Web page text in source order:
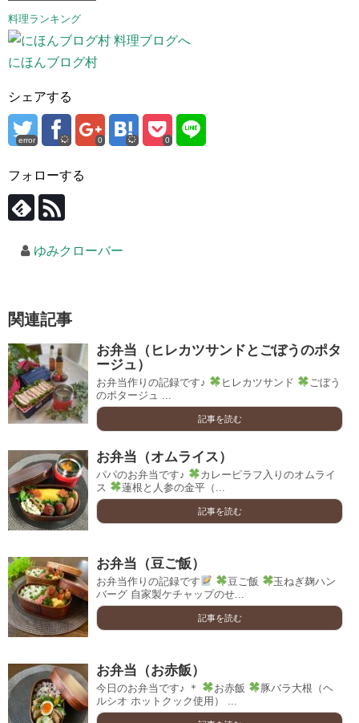
料理ランキング
にほんブログ村
シェアする
error 0 0
フォローする
ゆみクローバー
関連記事
お弁当（ヒレカツサンドとごぼうのポタ
ージュ）
お弁当作りの記録です♪ ヒレカツサンド
ごぼう
のポタージュ ...
記事を読む
お弁当（オムライス）
パパのお弁当です♪
カレーピラフ入りのオムライ
ス
蓮根と人参の金平（...
記事を読む
お弁当（豆ご飯）
お弁当作りの記録です 豆ご飯
玉ねぎ麹ハン
バーグ 自家製ケチャップのせ...
記事を読む
お弁当（お赤飯）
今日のお弁当です♪ ＊ お赤飯
豚バラ大根（ヘ
ルシオ ホットクック使用） ...